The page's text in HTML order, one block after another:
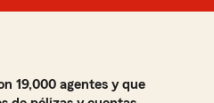
19,000 agentes y que